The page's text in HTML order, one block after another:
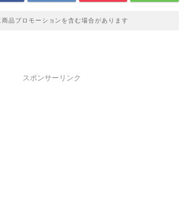
商品プロモーションを含む場合があります
スポンサーリンク